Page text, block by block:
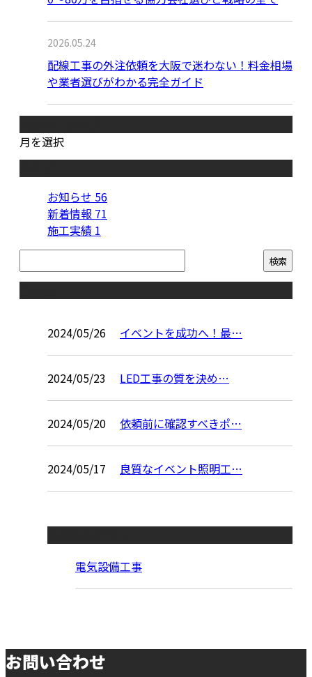
2026.05.24
配線工事の外注依頼を大阪で迷わない！料金相場
や業者選びがわかる完全ガイド
月を選択
お知らせ 56
新着情報 71
施工実績 1
2024/05/26 イベントを成功へ！最…
2024/05/23 LED工事の質を決め…
2024/05/20 依頼前に確認すべきポ…
2024/05/17 良質なイベント照明工…
電気設備工事
お問い合わせ